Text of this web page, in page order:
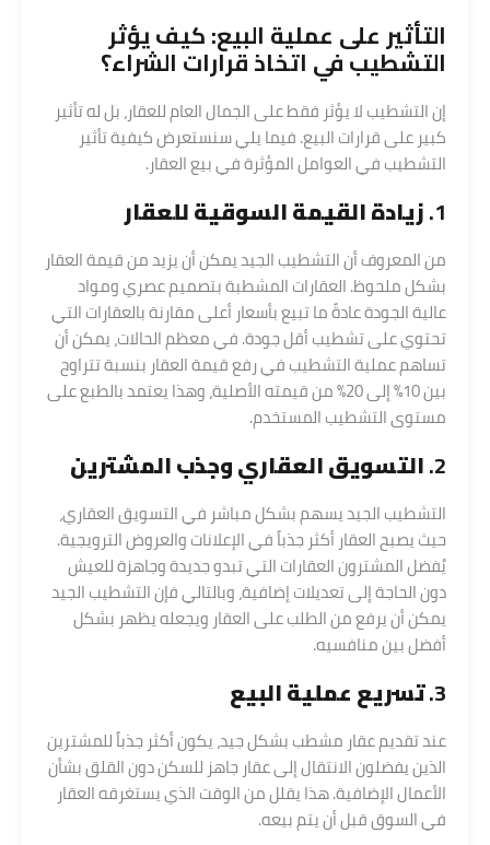
التأثير على عملية البيع: كيف يؤثر
التشطيب في اتخاذ قرارات الشراء؟
إن التشطيب لا يؤثر فقط على الجمال العام للعقار، بل له تأثير
كبير على قرارات البيع. فيما يلي سنستعرض كيفية تأثير
التشطيب في العوامل المؤثرة في بيع العقار.
1. زيادة القيمة السوقية للعقار
من المعروف أن التشطيب الجيد يمكن أن يزيد من قيمة العقار
بشكل ملحوظ. العقارات المشطبة بتصميم عصري ومواد
عالية الجودة عادةً ما تبيع بأسعار أعلى مقارنة بالعقارات التي
تحتوي على تشطيب أقل جودة. في معظم الحالات، يمكن أن
تساهم عملية التشطيب في رفع قيمة العقار بنسبة تتراوح
بين 10% إلى 20% من قيمته الأصلية، وهذا يعتمد بالطبع على
مستوى التشطيب المستخدم.
2. التسويق العقاري وجذب المشترين
التشطيب الجيد يسهم بشكل مباشر في التسويق العقاري،
حيث يصبح العقار أكثر جذباً في الإعلانات والعروض الترويجية.
يُفضل المشترون العقارات التي تبدو جديدة وجاهزة للعيش
دون الحاجة إلى تعديلات إضافية، وبالتالي فإن التشطيب الجيد
يمكن أن يرفع من الطلب على العقار ويجعله يظهر بشكل
أفضل بين منافسيه.
3. تسريع عملية البيع
عند تقديم عقار مشطب بشكل جيد، يكون أكثر جذباً للمشترين
الذين يفضلون الانتقال إلى عقار جاهز للسكن دون القلق بشأن
الأعمال الإضافية. هذا يقلل من الوقت الذي يستغرقه العقار
في السوق قبل أن يتم بيعه.